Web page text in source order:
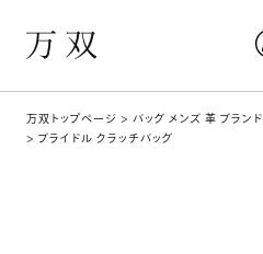
万双トップページ バッグ メンズ 革 ブランド
ブライドル クラッチバッグ